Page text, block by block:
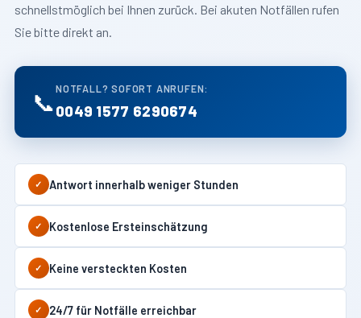
schnellstmöglich bei Ihnen zurück. Bei akuten Notfällen rufen
Sie bitte direkt an.
📞 NOTFALL? SOFORT ANRUFEN:
0049 1577 6290674
✓ Antwort innerhalb weniger Stunden
✓ Kostenlose Ersteinschätzung
✓ Keine versteckten Kosten
✓ 24/7 für Notfälle erreichbar